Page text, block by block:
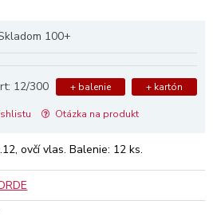
100+
12/300 + balenie + kartón
Otázka na produkt
ovčí vlas. Balenie: 12 ks.